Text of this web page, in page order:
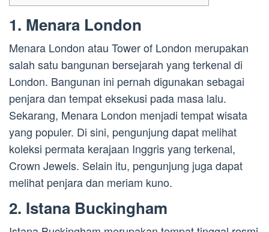
1. Menara London
Menara London atau Tower of London merupakan
salah satu bangunan bersejarah yang terkenal di
London. Bangunan ini pernah digunakan sebagai
penjara dan tempat eksekusi pada masa lalu.
Sekarang, Menara London menjadi tempat wisata
yang populer. Di sini, pengunjung dapat melihat
koleksi permata kerajaan Inggris yang terkenal,
Crown Jewels. Selain itu, pengunjung juga dapat
melihat penjara dan meriam kuno.
2. Istana Buckingham